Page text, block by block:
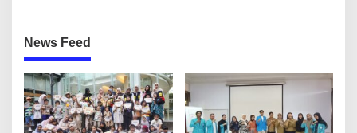
News Feed